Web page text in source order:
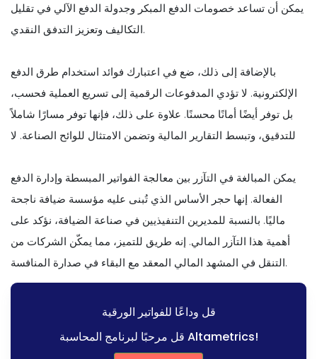
يمكن أن تساعد خصومات الدفع المبكر وجدولة الدفع الآلي في تقليل
التكاليف وتعزيز التدفق النقدي.
بالإضافة إلى ذلك، ضع في اعتبارك فوائد استخدام طرق الدفع
الإلكترونية. لا تؤدي المدفوعات الرقمية إلى تسريع العملية فحسب،
بل توفر أيضًا أمانًا محسنًا. علاوة على ذلك، فإنها توفر مسارًا شاملاً
للتدقيق، وتبسط التقارير المالية وتضمن الامتثال للوائح الصناعة. لا
يمكن المبالغة في التآزر بين معالجة الفواتير المبسطة وإدارة الدفع
الفعالة. إنها حجر الأساس الذي تُبنى عليه مؤسسة ضيافة ناجحة
ماليًا. بالنسبة للمديرين التنفيذيين في صناعة الضيافة، نؤكد على
أهمية هذا التآزر المالي. إنه طريق للتميز، مما يمكّن الشركات من
التنقل في المشهد المالي المعقد مع البقاء في صدارة المنافسة.
قل وداعًا للفواتير الورقية
قل مرحبًا لبرنامج المحاسبة Altametrics!